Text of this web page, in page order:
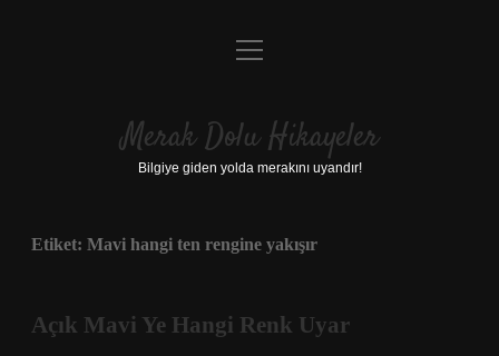
Anasayfa
Yasal Uyarı
menüyü
Merak Dolu Hikayeler
Bilgiye giden yolda merakını uyandır!
Etiket: Mavi hangi ten rengine yakışır
Açık Mavi Ye Hangi Renk Uyar